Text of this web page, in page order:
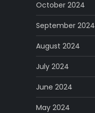
October 2024
September 2024
August 2024
July 2024
June 2024
May 2024